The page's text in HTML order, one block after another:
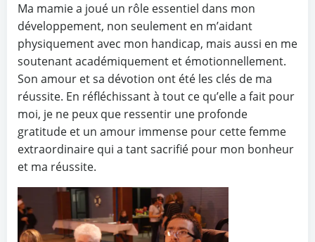
Ma mamie a joué un rôle essentiel dans mon
développement, non seulement en m’aidant
physiquement avec mon handicap, mais aussi en me
soutenant académiquement et émotionnellement.
Son amour et sa dévotion ont été les clés de ma
réussite. En réfléchissant à tout ce qu’elle a fait pour
moi, je ne peux que ressentir une profonde
gratitude et un amour immense pour cette femme
extraordinaire qui a tant sacrifié pour mon bonheur
et ma réussite.